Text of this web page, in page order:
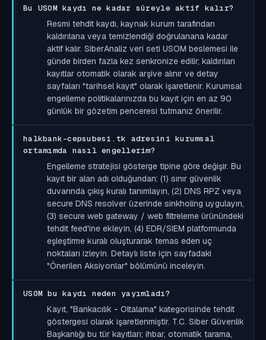
Bu USOM kaydı ne kadar süreyle aktif kalır?
Resmi tehdit kaydı, kaynak kurum tarafından
kaldırılana veya temizlendiği doğrulanana kadar
aktif kalır. SiberAnaliz veri seti USOM beslemesi ile
günde birden fazla kez senkronize edilir; kaldırılan
kayıtlar otomatik olarak arşive alınır ve detay
sayfaları "tarihsel kayıt" olarak işaretlenir. Kurumsal
engelleme politikalarınızda bu kayıt için en az 90
günlük bir gözetim penceresi tutmanız önerilir.
halkbank-cepsubesi.tk adresini kurumsal
ortamımda nasıl engellerim?
Engelleme stratejisi gösterge tipine göre değişir. Bu
kayıt bir alan adı olduğundan: (1) sınır güvenlik
duvarında çıkış kuralı tanımlayın, (2) DNS RPZ veya
secure DNS resolver üzerinde sinkholing uygulayın,
(3) secure web gateway / web filtreleme ürünündeki
tehdit feed'ine ekleyin, (4) EDR/SIEM platformunda
eşleştirme kuralı oluşturarak temas eden uç
noktaları izleyin. Detaylı liste için sayfadaki
"Önerilen Aksiyonlar" bölümünü inceleyin.
USOM bu kaydı neden yayımladı?
Kayıt, "Bankacılık - Oltalama" kategorisinde tehdit
göstergesi olarak işaretlenmiştir. T.C. Siber Güvenlik
Başkanlığı bu tür kayıtları; ihbar, otomatik tarama,